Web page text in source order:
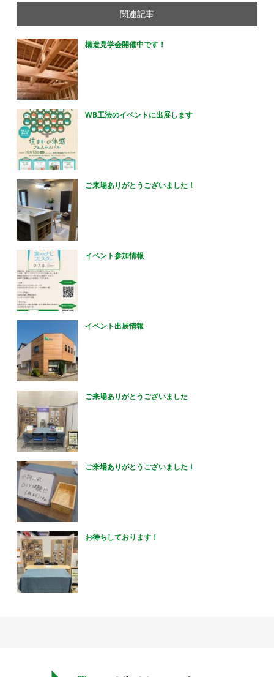
関連記事
構造見学会開催中です！
WB工法のイベントに出展します
ご来場ありがとうございました！
イベント参加情報
イベント出展情報
ご来場ありがとうございました
ご来場ありがとうございました！
お待ちしております！